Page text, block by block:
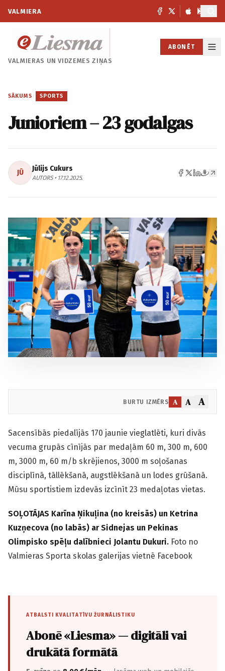
VALMIERA
VALMIERAS UNVIDZEMES ZIŅAS
ABONĒT
SĀKUMS / SPORTS
Junioriem – 23 godalgas
JŪ Jūlijs Cukurs
AUTORS • 17.12.2025.
BURTU IZMĒRS A A A
Sacensībās piedalījās 170 jaunie vieglatlēti, kuri divās
vecuma grupās cīnījās par medaļām 60 m, 300 m, 600
m, 3000 m, 60 m/b skrējienos, 3000 m soļošanas
disciplīnā, tāllēkšanā, augstlēkšanā un lodes grūšanā.
Mūsu sportistiem izdevās izcīnīt 23 medaļotas vietas.
SOĻOTĀJAS Karīna Ņikuļina (no kreisās) un Ketrina
Kuzņecova (no labās) ar Sidnejas un Pekinas
Olimpisko spēļu dalībnieci Jolantu Dukuri. Foto no
Valmieras Sporta skolas galerijas vietnē Facebook
ATBALSTI KVALITATĪVU ŽURNĀLISTIKU
Abonē «Liesma» — digitāli vai
drukātā formātā